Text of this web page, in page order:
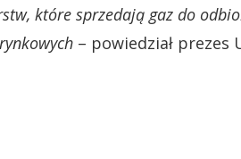
które sprzedają gaz do
– powiedział prezes